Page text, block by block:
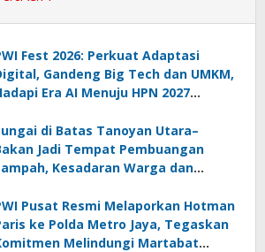
Fest 2026: Perkuat Adaptasi
Gandeng Big Tech dan UMKM,
Era AI Menuju HPN 2027
di Batas Tanoyan Utara–
Jadi Tempat Pembuangan
Kesadaran Warga dan
Pusat Resmi Melaporkan Hotman
ke Polda Metro Jaya, Tegaskan
Melindungi Martabat